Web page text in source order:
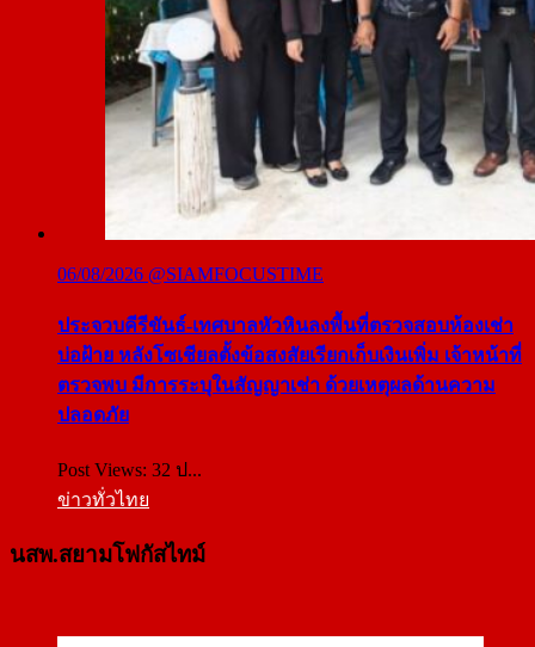
06/08/2026 @SIAMFOCUSTIME
ประจวบคีรีขันธ์-เทศบาลหัวหินลงพื้นที่ตรวจสอบห้องเช่า
บ่อฝ้าย หลังโซเชียลตั้งข้อสงสัยเรียกเก็บเงินเพิ่ม เจ้าหน้าที่
ตรวจพบ มีการระบุในสัญญาเช่า ด้วยเหตุผลด้านความ
ปลอดภัย
Post Views: 32 ป...
ข่าวทั่วไทย
นสพ.สยามโฟกัสไทม์